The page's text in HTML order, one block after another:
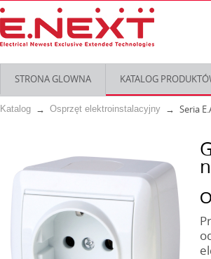
STRONA GLOWNA KATALOG
Katalog Osprzęt elektroinstalacyjny Seria